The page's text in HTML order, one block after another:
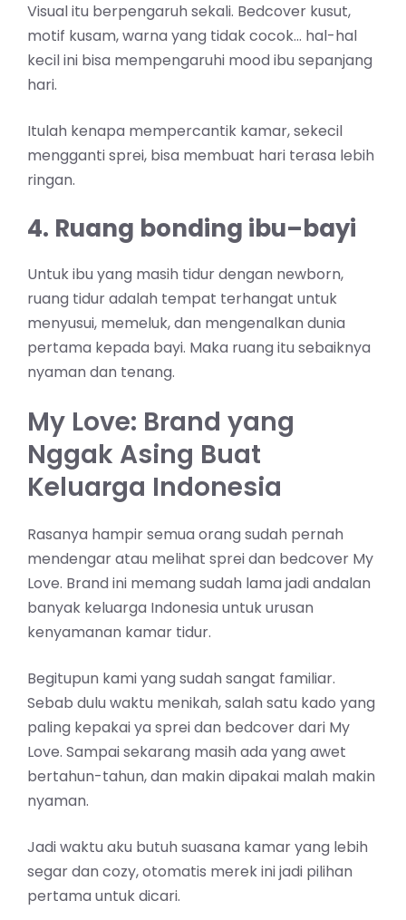
Visual itu berpengaruh sekali. Bedcover kusut,
motif kusam, warna yang tidak cocok… hal-hal
kecil ini bisa mempengaruhi mood ibu sepanjang
hari.
Itulah kenapa mempercantik kamar, sekecil
mengganti sprei, bisa membuat hari terasa lebih
ringan.
4. Ruang bonding ibu–bayi
Untuk ibu yang masih tidur dengan newborn,
ruang tidur adalah tempat terhangat untuk
menyusui, memeluk, dan mengenalkan dunia
pertama kepada bayi. Maka ruang itu sebaiknya
nyaman dan tenang.
My Love: Brand yang
Nggak Asing Buat
Keluarga Indonesia
Rasanya hampir semua orang sudah pernah
mendengar atau melihat sprei dan bedcover My
Love. Brand ini memang sudah lama jadi andalan
banyak keluarga Indonesia untuk urusan
kenyamanan kamar tidur.
Begitupun kami yang sudah sangat familiar.
Sebab dulu waktu menikah, salah satu kado yang
paling kepakai ya sprei dan bedcover dari My
Love. Sampai sekarang masih ada yang awet
bertahun-tahun, dan makin dipakai malah makin
nyaman.
Jadi waktu aku butuh suasana kamar yang lebih
segar dan cozy, otomatis merek ini jadi pilihan
pertama untuk dicari.